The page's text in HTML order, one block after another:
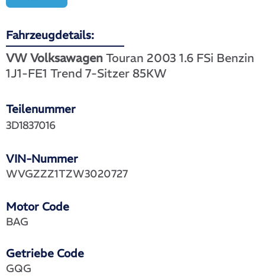
Fahrzeugdetails:
VW Volksawagen Touran 2003 1.6 FSi Benzin
1J1-FE1 Trend 7-Sitzer 85KW
Teilenummer
VIN-Nummer
3D1837016
WVGZZZ1TZW3020727
Motor Code
Getriebe Code
BAG
GQG